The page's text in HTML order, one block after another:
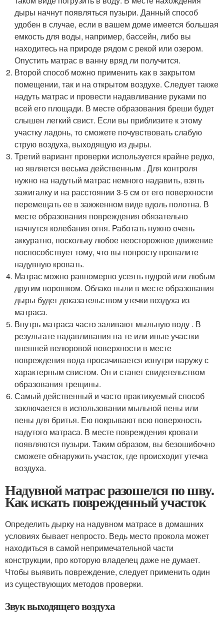
дыры начнут появляться пузыри. Данный способ
удобен в случае, если в вашем доме имеется большая
емкость для воды, например, бассейн, либо вы
находитесь на природе рядом с рекой или озером.
Опустить матрас в ванну вряд ли получится.
Второй способ можно применить как в закрытом
помещении, так и на открытом воздухе. Следует также
надуть матрас и провести надавливание руками по
всей его площади. В месте образования бреши будет
слышен легкий свист. Если вы приблизите к этому
участку ладонь, то сможете почувствовать слабую
струю воздуха, выходящую из дыры.
Третий вариант проверки используется крайне редко,
но является весьма действенным . Для контроля
нужно на надутый матрас немного надавить, взять
зажигалку и на расстоянии 3-5 см от его поверхности
перемещать ее в зажженном виде вдоль полотна. В
месте образования повреждения обязательно
начнутся колебания огня. Работать нужно очень
аккуратно, поскольку любое неосторожное движение
поспособствует тому, что вы попросту пропалите
надувную кровать.
Матрас можно равномерно усеять пудрой или любым
другим порошком. Облако пыли в месте образования
дыры будет доказательством утечки воздуха из
матраса.
Внутрь матраса часто заливают мыльную воду . В
результате надавливания на те или иные участки
внешней велюровой поверхности в месте
повреждения вода просачивается изнутри наружу с
характерным свистом. Он и станет свидетельством
образования трещины.
Самый действенный и часто практикуемый способ
заключается в использовании мыльной пены или
пены для бритья. Ею покрывают всю поверхность
надутого матраса. В месте повреждения кровати
появляются пузыри. Таким образом, вы безошибочно
сможете обнаружить участок, где происходит утечка
воздуха.
Надувной матрас разошелся по шву.
Как искать поврежденный участок
Определить дырку на надувном матрасе в домашних
условиях бывает непросто. Ведь место прокола может
находиться в самой непримечательной части
конструкции, про которую владелец даже не думает.
Чтобы выявить повреждение, следует применить один
из существующих методов проверки.
Звук выходящего воздуха